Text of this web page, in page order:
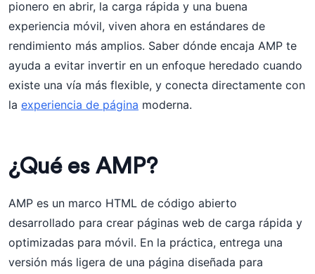
pionero en abrir, la carga rápida y una buena
experiencia móvil, viven ahora en estándares de
rendimiento más amplios. Saber dónde encaja AMP te
ayuda a evitar invertir en un enfoque heredado cuando
existe una vía más flexible, y conecta directamente con
la experiencia de página moderna.
¿Qué es AMP?
AMP es un marco HTML de código abierto
desarrollado para crear páginas web de carga rápida y
optimizadas para móvil. En la práctica, entrega una
versión más ligera de una página diseñada para